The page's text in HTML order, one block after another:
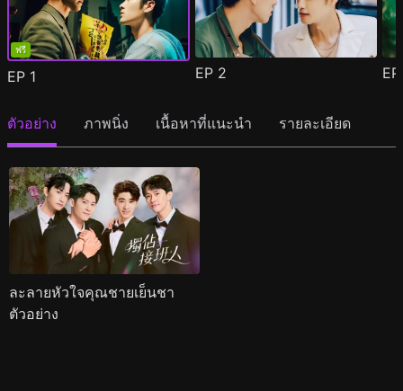
ฟรี
EP 1 EP 2
ตัวอย่าง ภาพนิ่ง เนื้อหาที่แนะนำ รายละเอียด
ละลายหัวใจคุณชายเย็นชา
ตัวอย่าง